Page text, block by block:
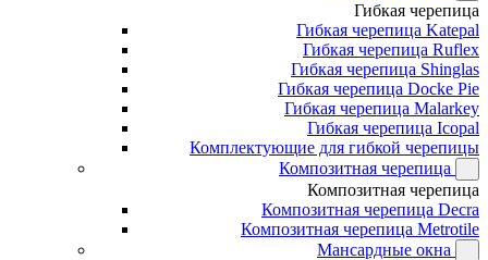
Гибкая черепица
Гибкая черепица Katepal
Гибкая черепица Ruflex
Гибкая черепица Shinglas
Гибкая черепица Docke Pie
Гибкая черепица Malarkey
Гибкая черепица Icopal
Комплектующие для гибкой черепицы
Композитная черепица
Композитная черепица
Композитная черепица Decra
Композитная черепица Metrotile
Мансардные окна